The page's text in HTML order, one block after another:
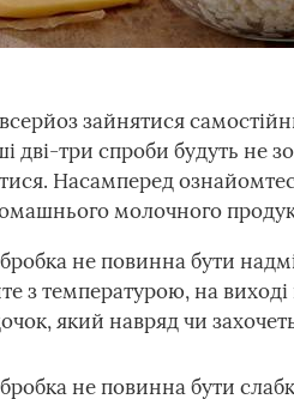
зайнятися
дві-три спроби будуть не
Насамперед
молочного
не повинна бути
з температурою, на
який навряд чи
не повинна бути